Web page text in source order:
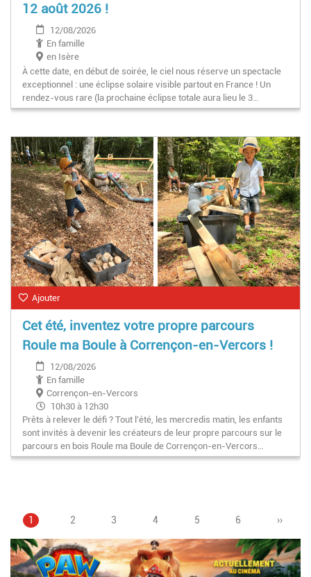
12 août 2026 !
12/08/2026
En famille
en Isère
À cette date, en début de soirée, le ciel nous réserve un spectacle
exceptionnel : une éclipse solaire visible partout en France ! Un
rendez-vous rare (la prochaine éclipse totale aura lieu le 3…
Ajouter
Cet été, inventez votre propre parcours
Roule ma Boule à Corrençon-en-Vercors !
12/08/2026
En famille
Corrençon-en-Vercors
10h30 à 12h30
Prêts à relever le défi ? Tout l'été, les mercredis matin, les enfants
sont invités à devenir les créateurs de leur propre parcours sur le
parcours en bois Roule ma Boule de Corrençon-en-Vercors…
Pagination
Page
1 Page
2 Page
3 Page
4 Page
5 Page
6
Page
››